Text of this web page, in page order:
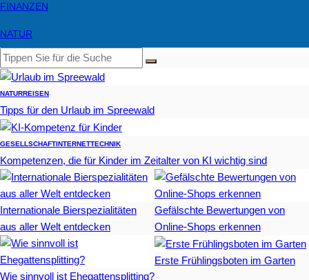
FINANZEN
NATUR
NATURREISEN
Tipps für den Urlaub im Spreewald
GESELLSCHAFTINTERNETTECHNIK
Kompetenzen, die für Kinder im Zeitalter von KI wichtig sind
Internationale Bierspezialitäten
aus aller Welt entdecken
Gefälschte Bewertungen von
Online-Shops erkennen
Wie sinnvoll ist Ehegattensplitting?
Erste Frühlingsboten im Garten